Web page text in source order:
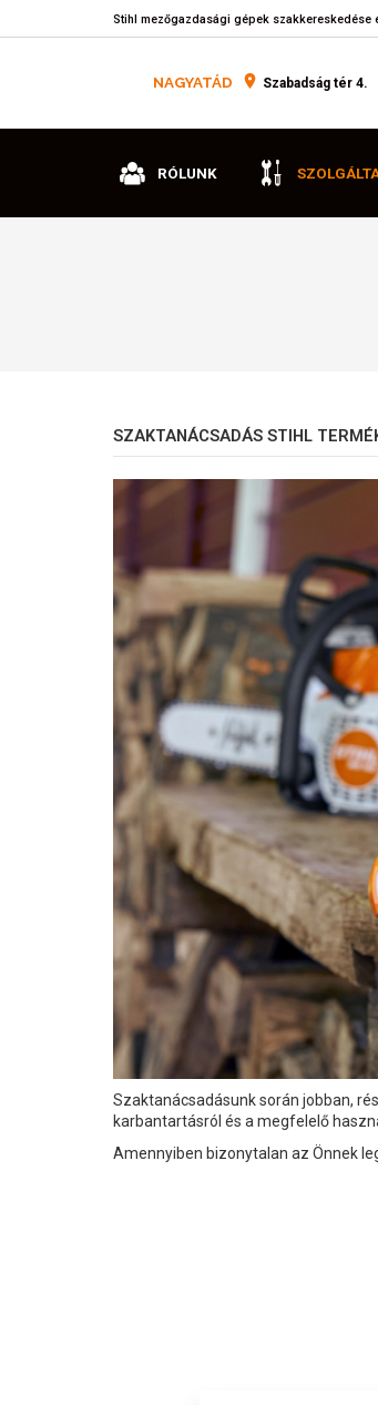
Stihl mezőgazdasági gépek szakkereskedése
NAGYATÁD Szabadság tér 4.
RÓLUNK
SZAKTANÁCSADÁS STIHL
Szaktanácsadásunk során jobban,
karbantartásról és a megfelelő
Amennyiben bizonytalan az Önnek